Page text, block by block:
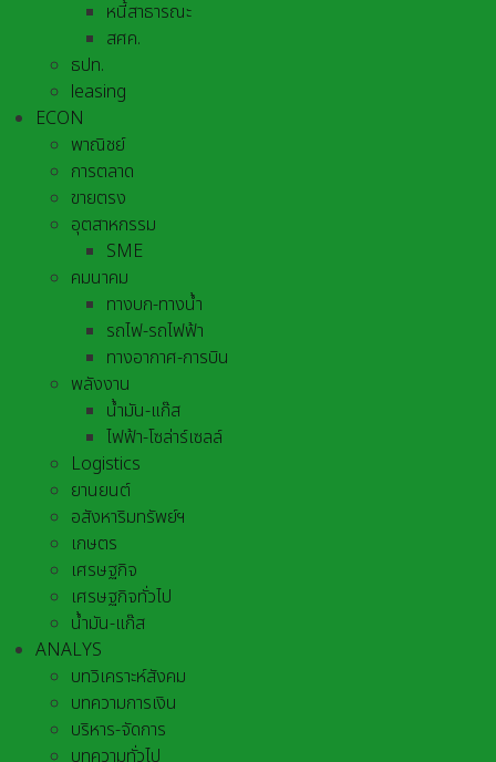
หนี้สาธารณะ
สศค.
ธปท.
leasing
ECON
พาณิชย์
การตลาด
ขายตรง
อุตสาหกรรม
SME
คมนาคม
ทางบก-ทางน้ำ
รถไฟ-รถไฟฟ้า
ทางอากาศ-การบิน
พลังงาน
น้ำมัน-แก๊ส
ไฟฟ้า-โซล่าร์เซลล์
Logistics
ยานยนต์
อสังหาริมทรัพย์ฯ
เกษตร
เศรษฐกิจ
เศรษฐกิจทั่วไป
น้ำมัน-แก๊ส
ANALYS
บทวิเคราะห์สังคม
บทความการเงิน
บริหาร-จัดการ
บทความทั่วไป